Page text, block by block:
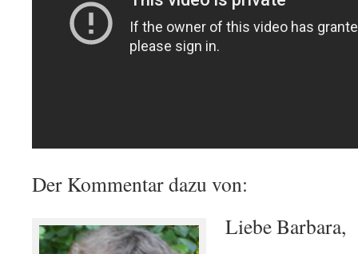
Der Kommentar dazu von:
Liebe Barbara,